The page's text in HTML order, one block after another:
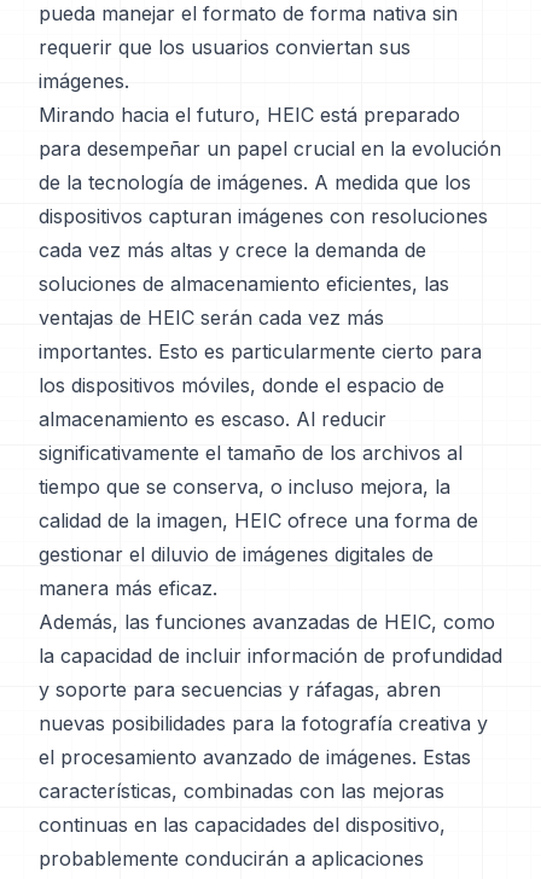
pueda manejar el formato de forma nativa sin
requerir que los usuarios conviertan sus
imágenes.
Mirando hacia el futuro, HEIC está preparado
para desempeñar un papel crucial en la evolución
de la tecnología de imágenes. A medida que los
dispositivos capturan imágenes con resoluciones
cada vez más altas y crece la demanda de
soluciones de almacenamiento eficientes, las
ventajas de HEIC serán cada vez más
importantes. Esto es particularmente cierto para
los dispositivos móviles, donde el espacio de
almacenamiento es escaso. Al reducir
significativamente el tamaño de los archivos al
tiempo que se conserva, o incluso mejora, la
calidad de la imagen, HEIC ofrece una forma de
gestionar el diluvio de imágenes digitales de
manera más eficaz.
Además, las funciones avanzadas de HEIC, como
la capacidad de incluir información de profundidad
y soporte para secuencias y ráfagas, abren
nuevas posibilidades para la fotografía creativa y
el procesamiento avanzado de imágenes. Estas
características, combinadas con las mejoras
continuas en las capacidades del dispositivo,
probablemente conducirán a aplicaciones